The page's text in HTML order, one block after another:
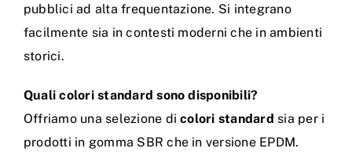
pubblici ad alta frequentazione. Si integrano
facilmente sia in contesti moderni che in ambienti
storici.
Quali colori standard sono disponibili?
Offriamo una selezione dicolori standard sia per i
prodotti in gomma SBR che in versione EPDM.